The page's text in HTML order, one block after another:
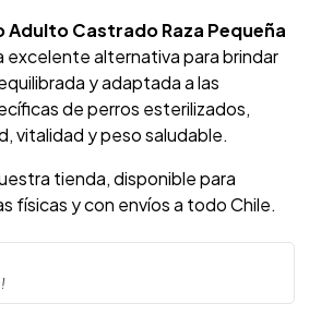
Adulto Castrado Raza Pequeña
excelente alternativa para brindar
y adaptada a las
de perros esterilizados,
vitalidad y peso saludable.
tienda, disponible para
físicas y con envíos a todo Chile.